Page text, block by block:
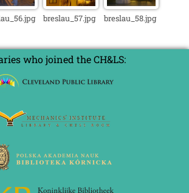
breslau_57.jpg breslau_58.jpg
who joined the CH&LS: